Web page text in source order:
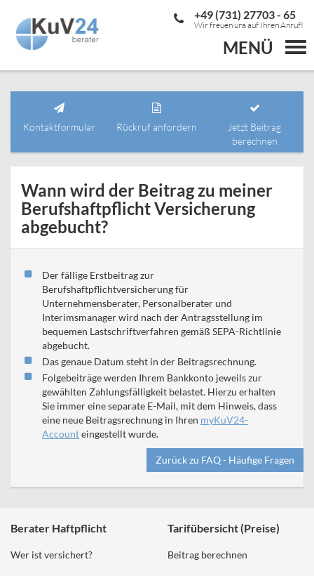
MENÜ
+49 (731) 27703 - 65
Wir freuen uns auf Ihren Anruf!
Kontaktformular Rückruf anfordern
Jetzt Beitrag
berechnen
Wann wird der Beitrag zu meiner
Berufshaftpflicht Versicherung
abgebucht?
Der fällige Erstbeitrag zur
Berufshaftpflichtversicherungfür
Unternehmensberater, Personalberater und
Interimsmanagerwird nach der Antragsstellung im
bequemen Lastschriftverfahren gemäß SEPA-Richtlinie
abgebucht.
Das genaue Datum steht in der Beitragsrechnung.
Folgebeiträge werden Ihrem Bankkonto jeweils zur
gewählten Zahlungsfälligkeit belastet. Hierzu erhalten
Sie immer eine separate E-Mail, mit dem Hinweis, dass
eine neue Beitragsrechnung in Ihren myKuV24-
Accounteingestellt wurde.
Zurück zu FAQ - Häufige Fragen
Berater Haftpflicht
Wer ist versichert?
Tarifübersicht (Preise)
Beitrag berechnen